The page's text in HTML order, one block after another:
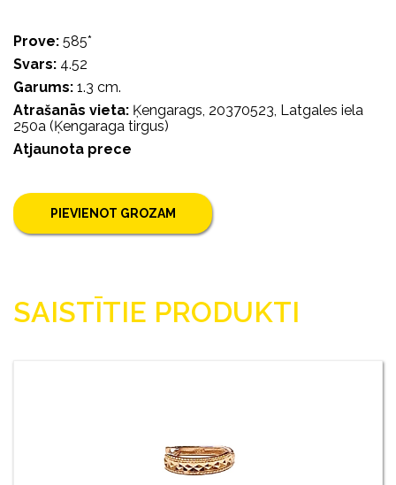
Prove: 585*
Svars: 4.52
Garums: 1.3 cm.
Atrašanās vieta: Ķengarags, 20370523, Latgales iela
250a (Ķengaraga tirgus)
Atjaunota prece
PIEVIENOT GROZAM
SAISTĪTIE PRODUKTI